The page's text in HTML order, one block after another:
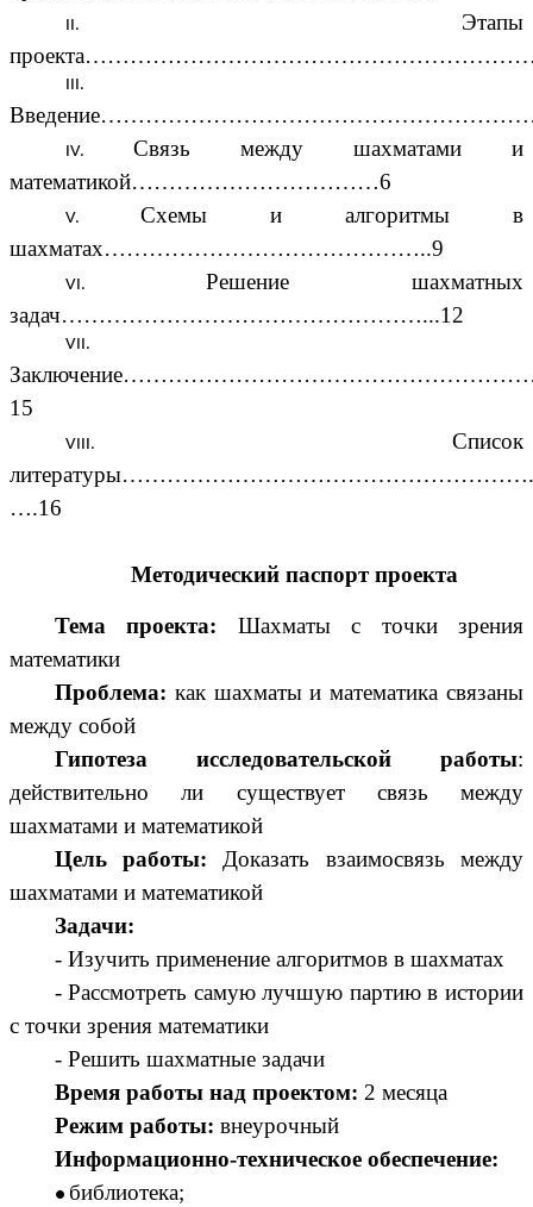
Этапы
Связь между шахматами и
математикой……………………………6
Схемы и алгоритмы в
шахматах……………………………………..9
Решение шахматных
задач…………………………………………...12
15
Список
….16
Методический паспорт проекта
Тема проекта: Шахматы с точки зрения
математики
Проблема: как шахматы и математика связаны
между собой
Гипотеза исследовательской работы:
действительно ли существует связь между
шахматами и математикой
Цель работы: Доказать взаимосвязь между
шахматами и математикой
Задачи:
- Изучить применение алгоритмов в шахматах
- Рассмотреть самую лучшую партию в истории
с точки зрения математики
- Решить шахматные задачи
Время работы над проектом: 2 месяца
Режим работы: внеурочный
Информационно-техническое обеспечение:
библиотека;